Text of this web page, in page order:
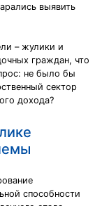
выявить
– жулики и
граждан, что
не было бы
сектор
дохода?
способности